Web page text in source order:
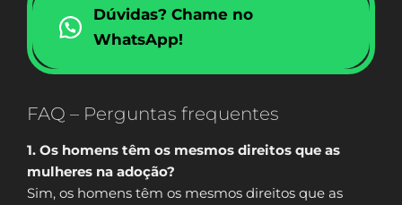
Dúvidas? Chame no
WhatsApp!
FAQ – Perguntas frequentes
1. Os homens têm os mesmos direitos que as
mulheres na adoção?
Sim, os homens têm os mesmos direitos que as